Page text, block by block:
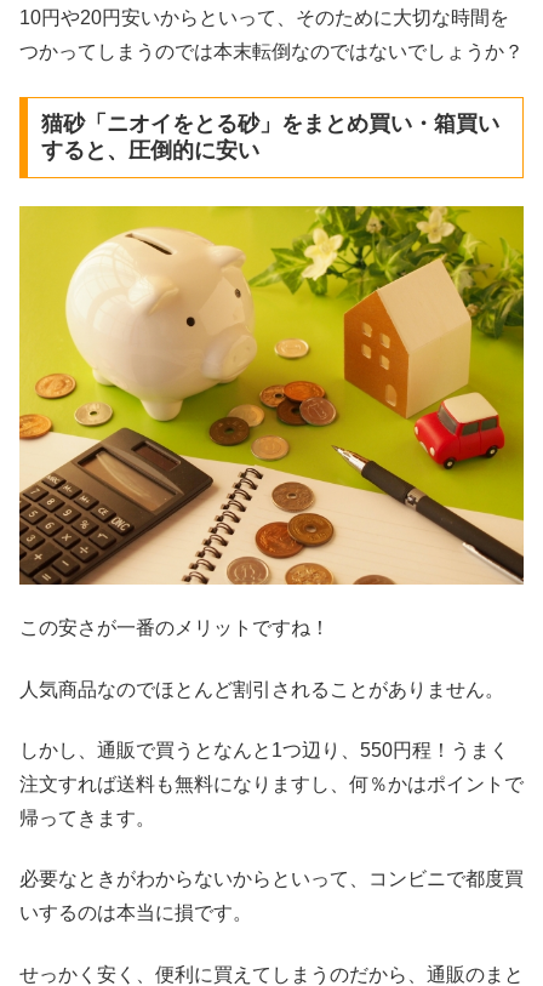
10円や20円安いからといって、そのために大切な時間を
つかってしまうのでは本末転倒なのではないでしょうか？
猫砂「ニオイをとる砂」をまとめ買い・箱買い
すると、圧倒的に安い
この安さが一番のメリットですね！
人気商品なのでほとんど割引されることがありません。
しかし、通販で買うとなんと1つ辺り、550円程！うまく
注文すれば送料も無料になりますし、何％かはポイントで
帰ってきます。
必要なときがわからないからといって、コンビニで都度買
いするのは本当に損です。
せっかく安く、便利に買えてしまうのだから、通販のまと